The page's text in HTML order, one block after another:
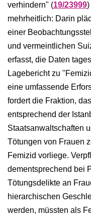
verhindern" (19/23999)
mehrheitlich: Darin
einer
und vermeintlichen
erfasst, die Daten
Lagebericht zu
eine umfassende
fordert die Fraktion,
entsprechend der
Staatsanwaltschaften
Tötungen von Frauen
Femizid vorliege.
dementsprechend bei
Tötungsdelikte an
hierarchischen
werden, müssten als